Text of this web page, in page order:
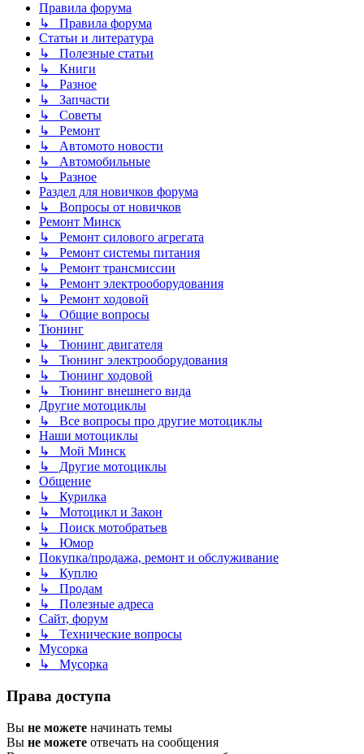
Правила форума
↳ Правила форума
Статьи и литература
↳ Полезные статьи
↳ Книги
↳ Разное
↳ Запчасти
↳ Советы
↳ Ремонт
↳ Автомото новости
↳ Автомобильные
↳ Разное
Раздел для новичков форума
↳ Вопросы от новичков
Ремонт Минск
↳ Ремонт силового агрегата
↳ Ремонт системы питания
↳ Ремонт трансмиссии
↳ Ремонт электрооборудования
↳ Ремонт ходовой
↳ Общие вопросы
Тюнинг
↳ Тюнинг двигателя
↳ Тюнинг электрооборудования
↳ Тюнинг ходовой
↳ Тюнинг внешнего вида
Другие мотоциклы
↳ Все вопросы про другие мотоциклы
Наши мотоциклы
↳ Мой Минск
↳ Другие мотоциклы
Общение
↳ Курилка
↳ Мотоцикл и Закон
↳ Поиск мотобратьев
↳ Юмор
Покупка/продажа, ремонт и обслуживание
↳ Куплю
↳ Продам
↳ Полезные адреса
Сайт, форум
↳ Технические вопросы
Мусорка
↳ Мусорка
Права доступа
Вы не можете начинать темы
Вы не можете отвечать на сообщения